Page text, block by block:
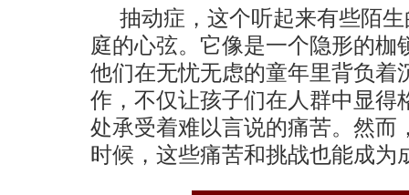
抽动症，这个听起来有些陌
庭的心弦。它像是一个隐形的
他们在无忧无虑的童年里背负
作，不仅让孩子们在人群中显
处承受着难以言说的痛苦。然
时候，这些痛苦和挑战也能成为